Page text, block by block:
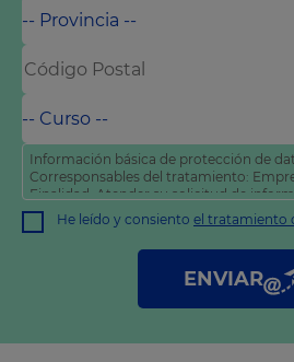
Información básica de protección de
Corresponsables del tratamiento:
Finalidad: Atender su solicitud de
comercial
Derechos: Puede acceder, rectificar y
como otros derechos tal y como se
He leído y consiento el tratamiento
ENVIAR